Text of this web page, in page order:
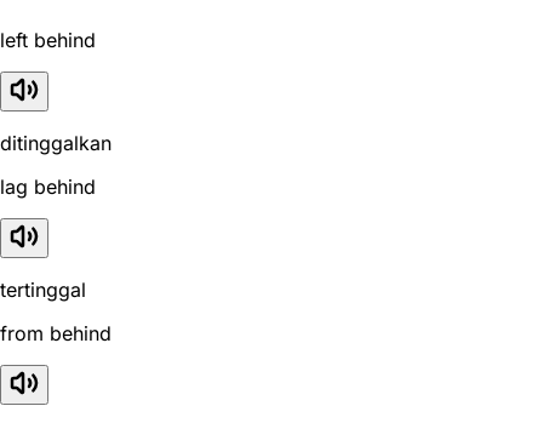
left behind
ditinggalkan
lag behind
tertinggal
from behind